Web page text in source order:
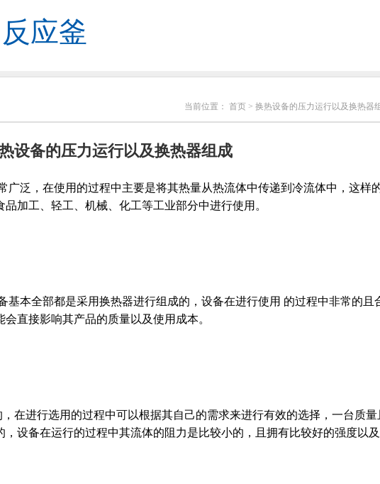
应釜
当前位置： 首页 > 换热设备的压力运行以及换热器
设备的压力运行以及换热器组成
广泛，在使用的过程中主要是将其热量从热流体中传递到冷流体中，这样
加工、轻工、机械、化工等工业部分中进行使用。
本全部都是采用换热器进行组成的，设备在进行使用 的过程中非常的且
直接影响其产品的质量以及使用成本。
在进行选用的过程中可以根据其自己的需求来进行有效的选择，一台质量
设备在运行的过程中其流体的阻力是比较小的，且拥有比较好的强度以